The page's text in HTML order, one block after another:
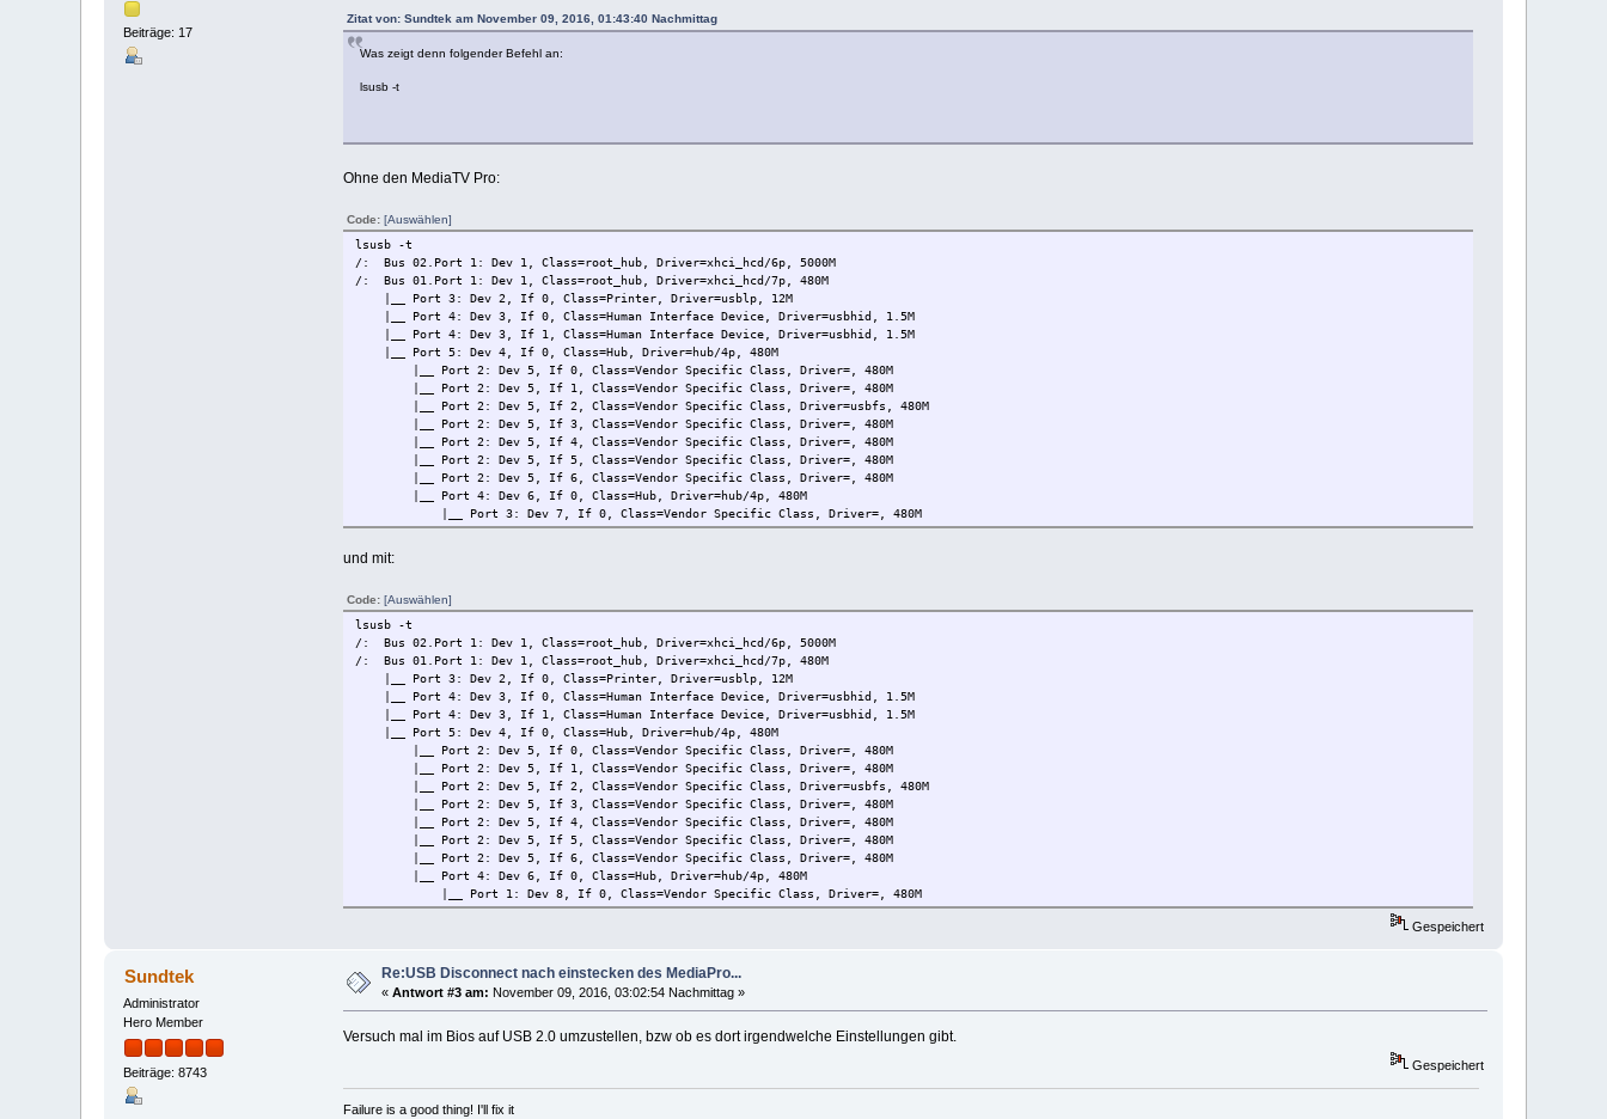
Beiträge: 17
Zitat von: Sundtek am November 09, 2016, 01:43:40 Nachmittag
Was zeigt denn folgender Befehl an:
lsusb -t
Ohne den MediaTV Pro:
Code: [Auswählen]
lsusb -t
/: Bus 02.Port 1: Dev 1, Class=root_hub, Driver=xhci_hcd/6p, 5000M
/: Bus 01.Port 1: Dev 1, Class=root_hub, Driver=xhci_hcd/7p, 480M
|__ Port 3: Dev 2, If 0, Class=Printer, Driver=usblp, 12M
|__ Port 4: Dev 3, If 0, Class=Human Interface Device, Driver=usbhid, 1.5M
|__ Port 4: Dev 3, If 1, Class=Human Interface Device, Driver=usbhid, 1.5M
|__ Port 5: Dev 4, If 0, Class=Hub, Driver=hub/4p, 480M
|__ Port 2: Dev 5, If 0, Class=Vendor Specific Class, Driver=, 480M
|__ Port 2: Dev 5, If 1, Class=Vendor Specific Class, Driver=, 480M
|__ Port 2: Dev 5, If 2, Class=Vendor Specific Class, Driver=usbfs, 480M
|__ Port 2: Dev 5, If 3, Class=Vendor Specific Class, Driver=, 480M
|__ Port 2: Dev 5, If 4, Class=Vendor Specific Class, Driver=, 480M
|__ Port 2: Dev 5, If 5, Class=Vendor Specific Class, Driver=, 480M
|__ Port 2: Dev 5, If 6, Class=Vendor Specific Class, Driver=, 480M
|__ Port 4: Dev 6, If 0, Class=Hub, Driver=hub/4p, 480M
|__ Port 3: Dev 7, If 0, Class=Vendor Specific Class, Driver=, 480M
|__ Port 3: Dev 7, If 1, Class=Vendor Specific Class, Driver=, 480M
|__ Port 3: Dev 7, If 3, Class=Vendor Specific Class, Driver=, 480M
|__ Port 3: Dev 7, If 5, Class=Vendor Specific Class, Driver=, 480M
|__ Port 3: Dev 7, If 6, Class=Vendor Specific Class, Driver=, 480M
und mit:
Code: [Auswählen]
lsusb -t
/: Bus 02.Port 1: Dev 1, Class=root_hub, Driver=xhci_hcd/6p, 5000M
/: Bus 01.Port 1: Dev 1, Class=root_hub, Driver=xhci_hcd/7p, 480M
|__ Port 3: Dev 2, If 0, Class=Printer, Driver=usblp, 12M
|__ Port 4: Dev 3, If 0, Class=Human Interface Device, Driver=usbhid, 1.5M
|__ Port 4: Dev 3, If 1, Class=Human Interface Device, Driver=usbhid, 1.5M
|__ Port 5: Dev 4, If 0, Class=Hub, Driver=hub/4p, 480M
|__ Port 2: Dev 5, If 0, Class=Vendor Specific Class, Driver=, 480M
|__ Port 2: Dev 5, If 1, Class=Vendor Specific Class, Driver=, 480M
|__ Port 2: Dev 5, If 2, Class=Vendor Specific Class, Driver=usbfs, 480M
|__ Port 2: Dev 5, If 3, Class=Vendor Specific Class, Driver=, 480M
|__ Port 2: Dev 5, If 4, Class=Vendor Specific Class, Driver=, 480M
|__ Port 2: Dev 5, If 5, Class=Vendor Specific Class, Driver=, 480M
|__ Port 2: Dev 5, If 6, Class=Vendor Specific Class, Driver=, 480M
|__ Port 4: Dev 6, If 0, Class=Hub, Driver=hub/4p, 480M
|__ Port 1: Dev 8, If 0, Class=Vendor Specific Class, Driver=, 480M
|__ Port 1: Dev 8, If 1, Class=Vendor Specific Class, Driver=, 480M
|__ Port 1: Dev 8, If 3, Class=Vendor Specific Class, Driver=, 480M
|__ Port 1: Dev 8, If 4, Class=Vendor Specific Class, Driver=, 480M
|__ Port 1: Dev 8, If 5, Class=Vendor Specific Class, Driver=, 480M
|__ Port 1: Dev 8, If 6, Class=Vendor Specific Class, Driver=, 480M
|__ Port 3: Dev 7, If 1, Class=Vendor Specific Class, Driver=, 480M
|__ Port 3: Dev 7, If 4, Class=Vendor Specific Class, Driver=, 480M
|__ Port 3: Dev 7, If 5, Class=Vendor Specific Class, Driver=, 480M
Gespeichert
Sundtek
Administrator
Hero Member
Beiträge: 8743
Re:USB Disconnect nach einstecken des MediaPro...
«Antwort #3 am: November 09, 2016, 03:02:54 Nachmittag »
Versuch mal im Bios auf USB 2.0 umzustellen, bzw ob es dort irgendwelche Einstellungen gibt.
Gespeichert
Failure is a good thing! I'll fix it